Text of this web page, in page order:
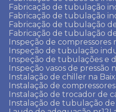
Fabricação de tubulação
Fabricação de tubulação
Fabricação de tubulação
Fabricação de tubulação
Inspeção de compressores
Inspeção de tubulação
Inspeção de tubulações e
Inspeção vasos de pressão
Instalação de chiller na
Instalação de
Instalação de trocador de
Instalação de tubulação